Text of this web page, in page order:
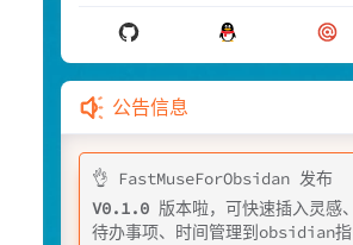
公告信息
👌 FastMuseForObsidan 发布
V0.1.0 版本啦，可快速插入灵感、
待办事项、时间管理到obsidian指